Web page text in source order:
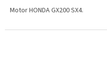
Motor HONDA GX200 SX4.